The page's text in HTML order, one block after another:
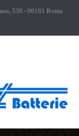
539 - 00181 Roma